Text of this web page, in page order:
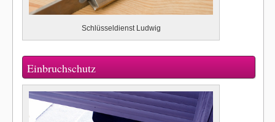
Schlüsseldienst Ludwig
Einbruchschutz